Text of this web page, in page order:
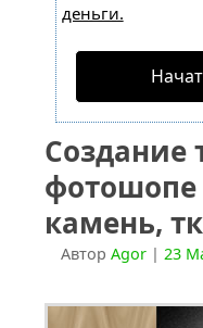
деньги.
Создание
фотошопе
камень,
Автор Agor | 23